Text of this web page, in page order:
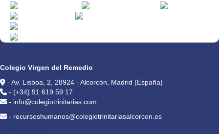
Colegio Virgen del Remedio
- Av. Lisboa, 2, 28924 - Alcorcón, Madrid (España)
- (+34) 91 619 59 17
- info@colegiotrinitarias.com
- recursoshumanos@colegiotrinitariasalcorcon.es